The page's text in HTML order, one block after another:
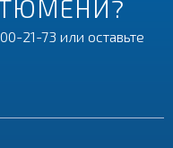
21-73 или оставьте